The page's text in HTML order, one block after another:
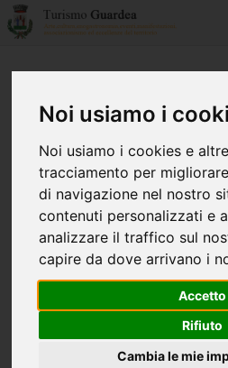
Noi usiamo i
Noi usiamo i cookies e
tracciamento per
di navigazione nel nostro
contenuti personalizzati e
analizzare il traffico sul
capire da dove arrivano i
Accetto
Rifiuto
Cambia le mie